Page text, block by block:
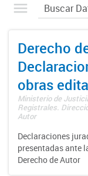
Derecho
obras
Ministerio de
Registrales.
Autor
Declaraciones
presentadas ante
Derecho de Autor